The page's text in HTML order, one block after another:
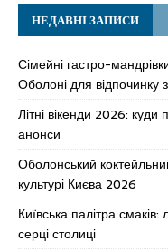
НЕДАВНІ ЗАПИСИ
Сімейні гастро-
Оболоні для відпочинку
Літні вікенди 2026: куди
анонси
Оболонський
культурі Києва 2026
Київська палітра
серці столиці